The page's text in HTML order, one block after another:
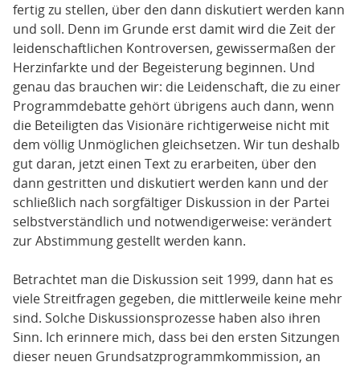
fertig zu stellen, über den dann diskutiert werden kann
und soll. Denn im Grunde erst damit wird die Zeit der
leidenschaftlichen Kontroversen, gewissermaßen der
Herzinfarkte und der Begeisterung beginnen. Und
genau das brauchen wir: die Leidenschaft, die zu einer
Programmdebatte gehört übrigens auch dann, wenn
die Beteiligten das Visionäre richtigerweise nicht mit
dem völlig Unmöglichen gleichsetzen. Wir tun deshalb
gut daran, jetzt einen Text zu erarbeiten, über den
dann gestritten und diskutiert werden kann und der
schließlich nach sorgfältiger Diskussion in der Partei
selbstverständlich und notwendigerweise: verändert
zur Abstimmung gestellt werden kann.
Betrachtet man die Diskussion seit 1999, dann hat es
viele Streitfragen gegeben, die mittlerweile keine mehr
sind. Solche Diskussionsprozesse haben also ihren
Sinn. Ich erinnere mich, dass bei den ersten Sitzungen
dieser neuen Grundsatzprogrammkommission, an